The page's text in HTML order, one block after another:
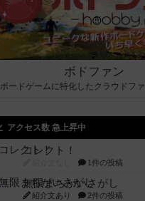
ボドファン
ボードゲームに特化したクラウドフ
アクセス数 急上昇中
コレクト！
1件の投稿
無限まちがいさがし
紹介文あり 2件の投稿